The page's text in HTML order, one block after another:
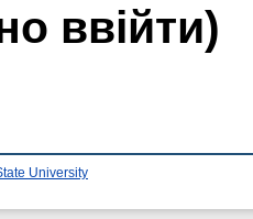
ввійти)
University